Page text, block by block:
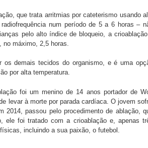
que trata arritmias por cateterismo usando
radiofrequência num período de 5 a 6 horas –
pelo alto índice de bloqueio, a
no máximo, 2,5 horas.
os demais tecidos do organismo, e é uma
por alta temperatura.
foi um menino de 14 anos portador de
levar à morte por parada cardíaca. O jovem
2014, passou pelo procedimento de ablação,
ele foi tratado com a crioablação e, apenas
incluindo a sua paixão, o futebol.